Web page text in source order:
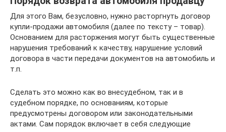
Для этого Вам, безусловно, нужно расторгнуть договор
купли-продажи автомобиля (далее по тексту – товар).
Основанием для расторжения могут быть существенные
нарушения требований к качеству, нарушение условий
договора в части передачи документов на автомобиль и
т.п.
Сделать это можно как во внесудебном, так и в
судебном порядке, по основаниям, которые
предусмотрены договором или законодательными
актами. Сам порядок включает в себя следующие